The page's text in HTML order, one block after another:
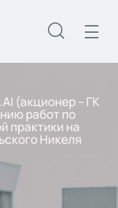
(акционер – ГК
работ по
практики на
Никеля